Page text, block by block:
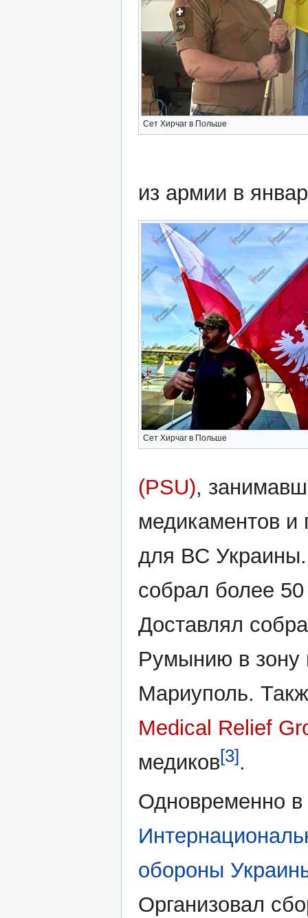
Сет Хирчаг в Польше
из армии в
Сет Хирчаг в Польше
(PSU),
медикаментов и
для ВС
собрал более
Доставлял
Румынию в зону
Мариуполь.
Medical Relief
медиков[3].
Одновременно в
обороны
Организовал